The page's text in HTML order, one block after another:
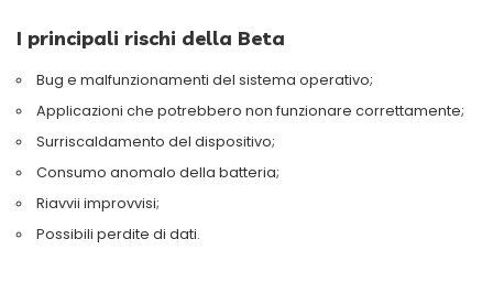
I principali rischi della Beta
Bug e malfunzionamenti del sistema operativo;
Applicazioni che potrebbero non funzionare correttamente;
Surriscaldamento del dispositivo;
Consumo anomalo della batteria;
Riavvii improvvisi;
Possibili perdite di dati.